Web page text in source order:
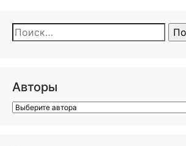
Найти:
Авторы